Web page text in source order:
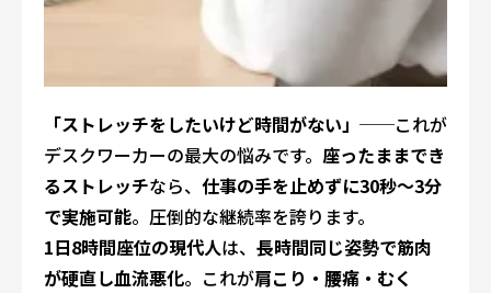
「ストレッチをしたいけど時間がない」 ──これが
デスクワーカーの最大の悩みです。 座ったままでき
るストレッチなら、 仕事の手を止めずに30秒〜3分
で実施可能。圧倒的な継続率を誇ります。
1日8時間座位の現代人は、 長時間同じ姿勢で筋肉
が硬直し血流悪化。これが肩こり・腰痛・むく